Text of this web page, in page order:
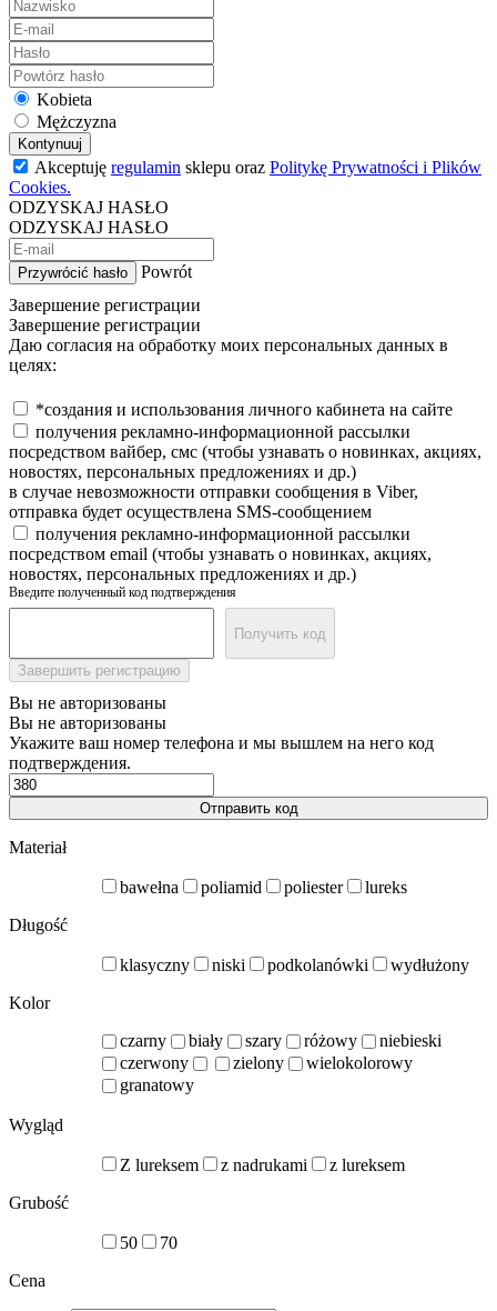
Kobieta
Mężczyzna
Kontynuuj
Akceptuję regulamin sklepu oraz Politykę Prywatności i Plików
Cookies.
ODZYSKAJ HASŁO
ODZYSKAJ HASŁO
Przywrócić hasło
Powrót
Завершение регистрации
Завершение регистрации
Даю согласия на обработку моих персональных данных в
целях:
*создания и использования личного кабинета на сайте
получения рекламно-информационной рассылки
посредством вайбер, смс (чтобы узнавать о новинках, акциях,
новостях, персональных предложениях и др.)
в случае невозможности отправки сообщения в Viber,
отправка будет осуществлена SMS-сообщением
получения рекламно-информационной рассылки
посредством email (чтобы узнавать о новинках, акциях,
новостях, персональных предложениях и др.)
Введите полученный код подтверждения
Получить код
Завершить регистрацию
Вы не авторизованы
Вы не авторизованы
Укажите ваш номер телефона и мы вышлем на него код
подтверждения.
Отправить код
Materiał
bawełna poliamid poliester
lureks
Długość
klasyczny niski podkolanówki
wydłużony
Kolor
czarny
biały szary różowy
niebieski
czerwony
zielony
wielokolorowy
granatowy
Wygląd
Z lureksem z nadrukami
z lureksem
Grubość
50
70
Cena